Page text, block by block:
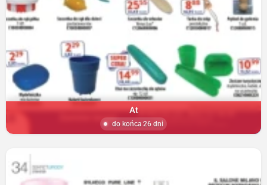
At
do końca 26 dni